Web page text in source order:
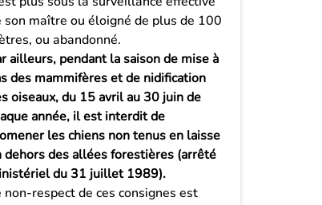
son maître ou éloigné de plus de 100
ou abandonné.
ailleurs, pendant la saison de mise à
des mammifères et de nidification
oiseaux, du 15 avril au 30 juin de
année, il est interdit de
les chiens non tenus en laisse
dehors des allées forestières (arrêté
du 31 juillet 1989).
non-respect de ces consignes est